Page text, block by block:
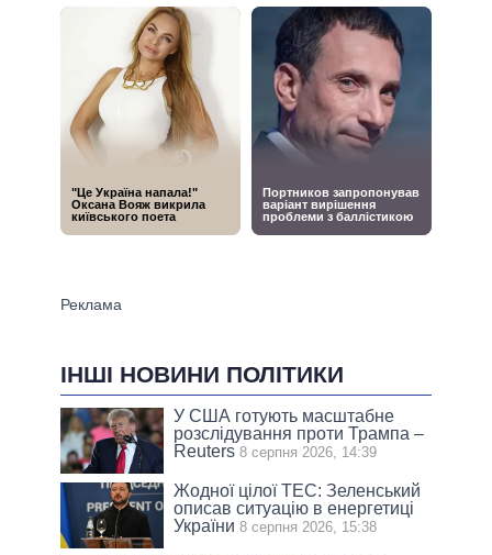
ІНШІ НОВИНИ ПОЛІТИКИ
У США готують масштабне
розслідування проти Трампа –
Reuters 8 серпня 2026, 14:39
Жодної цілої ТЕС: Зеленський
описав ситуацію в енергетиці
України 8 серпня 2026, 15:38